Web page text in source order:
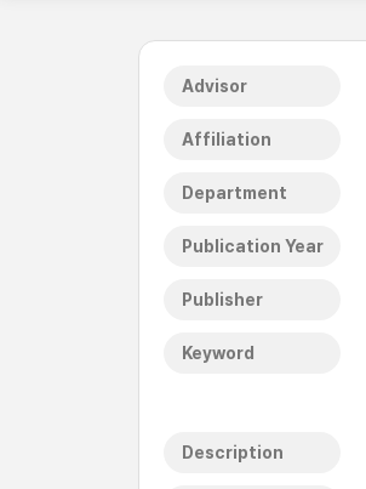
Advisor
Affiliation
Department
Publication Year
Publisher
Keyword
Description